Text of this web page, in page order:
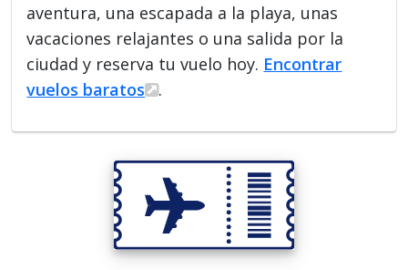
aventura, una escapada a la playa, unas
vacaciones relajantes o una salida por la
ciudad y reserva tu vuelo hoy. Encontrar
vuelos baratos
.